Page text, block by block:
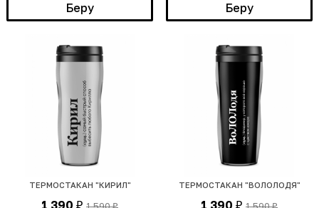
Беру Беру
ТЕРМОСТАКАН "КИРИЛ"
1 390 ₽ ₽
ТЕРМОСТАКАН "ВОЛОЛОДЯ"
1 390 ₽ ₽